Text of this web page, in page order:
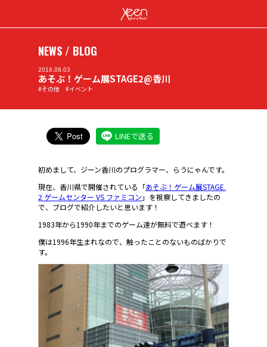
NEWS / BLOG
2018.08.03
あそぶ！ゲーム展STAGE2@香川
#その他 #イベント
LINEで送る
初めまして、ジーン香川のプログラマー、らうにゃんです。
現在、香川県で開催されている「あそぶ！ゲーム展STAGE.
2 ゲームセンター VS ファミコン 」を視察してきましたの
で、ブログで紹介したいと思います！
1983年から1990年までのゲーム達が無料で遊べます！
僕は1996年生まれなので、触ったことのないものばかりで
す。